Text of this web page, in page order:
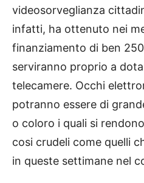
videosorveglianza
infatti, ha ottenuto nei
finanziamento di ben
serviranno proprio a
telecamere. Occhi
potranno essere di
o coloro i quali si
cosi crudeli come quelli
in queste settimane nel